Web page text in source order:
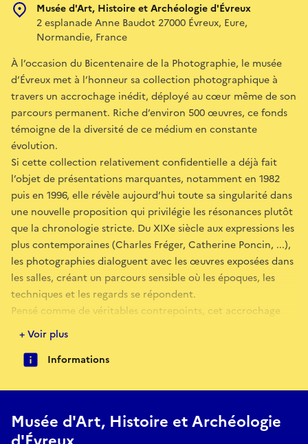
Musée d'Art, Histoire et Archéologie d'Évreux
2 esplanade Anne Baudot 27000 Évreux, Eure,
Normandie, France
À l’occasion du Bicentenaire de la Photographie, le musée
d’Évreux met à l’honneur sa collection photographique à
travers un accrochage inédit, déployé au cœur même de son
parcours permanent. Riche d’environ 500 œuvres, ce fonds
témoigne de la diversité de ce médium en constante
évolution.
Si cette collection relativement confidentielle a déjà fait
l’objet de présentations marquantes, notamment en 1982
puis en 1996, elle révèle aujourd’hui toute sa singularité dans
une nouvelle proposition qui privilégie les résonances plutôt
que la chronologie stricte. Du XIXe siècle aux expressions les
plus contemporaines (Charles Fréger, Catherine Poncin, ...),
les photographies dialoguent avec les œuvres exposées dans
les salles, créant un parcours sensible où les époques, les
techniques et les regards se répondent.
Pensé comme de véritables contrepoints, cet accrochage
invite les visiteurs à renouveler leur perception des œuvres
et des images. La photographie, tour à tour esthétique,
documentaire ou utilitaire, y démontre toute l’étendue de
voir : elle capte, perturbe et enrichit le regard, à l’image de
L'accrochage met également en lumière la richesse des
+ Voir plus
Informations
Musée d'Art, Histoire et Archéologie